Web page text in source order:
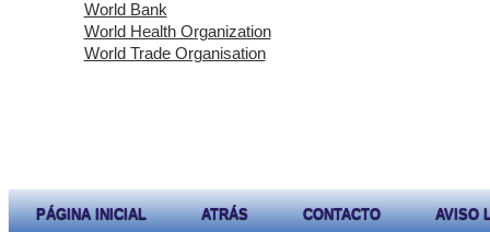
World Bank
World Health Organization
World Trade Organisation
PÁGINA INICIAL ATRÁS CONTACTO AVISO